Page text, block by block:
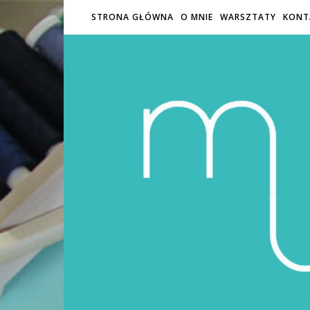
STRONA GŁÓWNA O MNIE WARSZTATY